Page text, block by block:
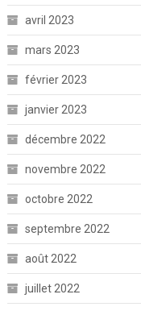
avril 2023
mars 2023
février 2023
janvier 2023
décembre 2022
novembre 2022
octobre 2022
septembre 2022
août 2022
juillet 2022